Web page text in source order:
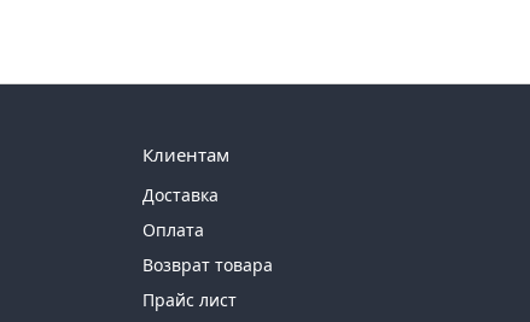
Клиентам
Доставка
Оплата
Возврат товара
Прайс лист